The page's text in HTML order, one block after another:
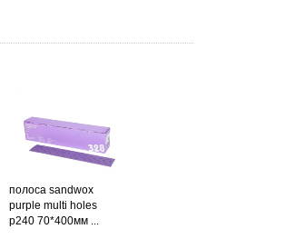
полоса sandwox
purple multi holes
p240 70*400мм ...